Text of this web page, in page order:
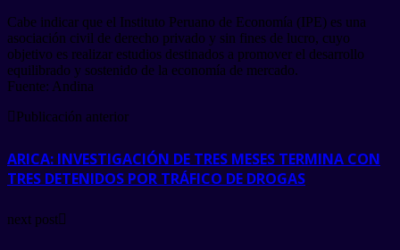
Cabe indicar que el Instituto Peruano de Economía (IPE) es una
asociación civil de derecho privado y sin fines de lucro, cuyo
objetivo es realizar estudios destinados a promover el desarrollo
equilibrado y sostenido de la economía de mercado.
Fuente: Andina
Publicación anterior
ARICA: INVESTIGACIÓN DE TRES MESES TERMINA CON
TRES DETENIDOS POR TRÁFICO DE DROGAS
next post